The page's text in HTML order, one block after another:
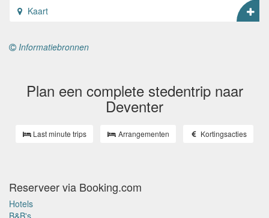
Kaart
Informatiebronnen
Plan een complete stedentrip naar
Deventer
Last minute trips Arrangementen Kortingsacties
Reserveer via Booking.com
Hotels